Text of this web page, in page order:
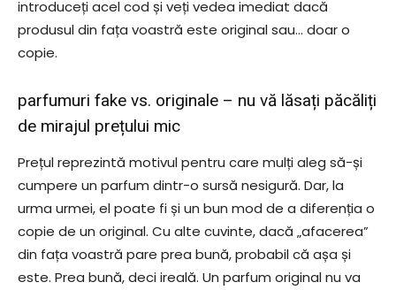
introduceți acel cod și veți vedea imediat dacă
produsul din fața voastră este original sau… doar o
copie.
parfumuri fake vs. originale – nu vă lăsați păcăliți
de mirajul prețului mic
Prețul reprezintă motivul pentru care mulți aleg să-și
cumpere un parfum dintr-o sursă nesigură. Dar, la
urma urmei, el poate fi și un bun mod de a diferenția o
copie de un original. Cu alte cuvinte, dacă „afacerea”
din fața voastră pare prea bună, probabil că așa și
este. Prea bună, deci ireală. Un parfum original nu va